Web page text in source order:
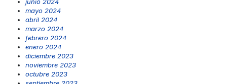
mayo 2024
abril 2024
marzo 2024
febrero 2024
enero 2024
diciembre 2023
noviembre 2023
octubre 2023